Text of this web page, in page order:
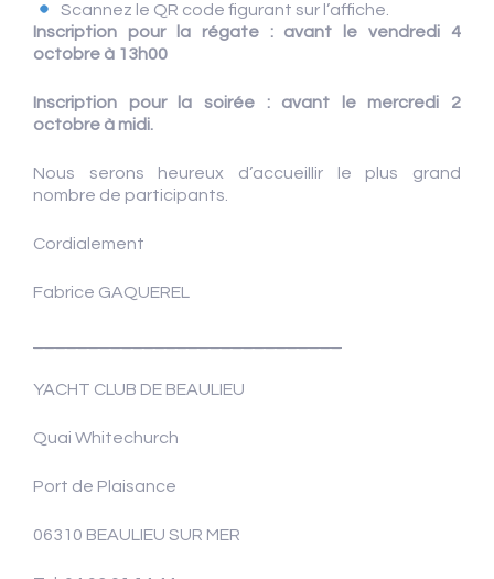
Scannez le QR code figurant sur l’affiche.
Inscription pour la régate : avant le vendredi 4
octobre à 13h00
Inscription pour la soirée : avant le mercredi 2
octobre à midi.
Nous serons heureux d’accueillir le plus grand
nombre de participants.
Cordialement
Fabrice GAQUEREL
YACHT CLUB DE BEAULIEU
Quai Whitechurch
Port de Plaisance
06310 BEAULIEU SUR MER